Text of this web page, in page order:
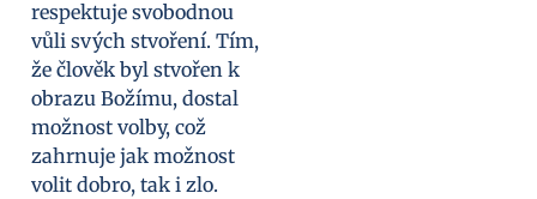
respektuje svobodnou
vůli svých stvoření. Tím,
že člověk byl stvořen k
obrazu Božímu, dostal
možnost volby, což
zahrnuje jak možnost
volit dobro, tak i zlo.